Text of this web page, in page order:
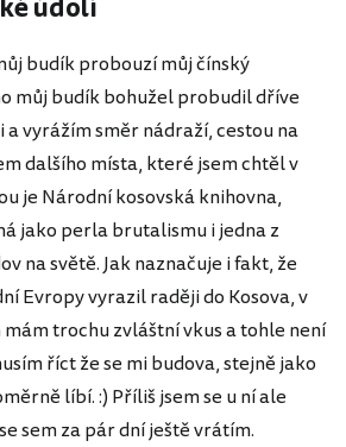
údolí
budík probouzí můj čínský
můj budík bohužel probudil dříve
a vyrážím směr nádraží, cestou na
dalšího místa, které jsem chtěl v
je Národní kosovská knihovna,
jako perla brutalismu i jedna z
na světě. Jak naznačuje i fakt, že
Evropy vyrazil raději do Kosova, v
trochu zvláštní vkus a tohle není
říct že se mi budova, stejně jako
líbí. :) Příliš jsem se u ní ale
sem za pár dní ještě vrátím.